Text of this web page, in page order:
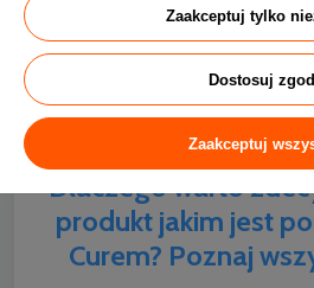
✅mają nadmiernie
oddychająca poduszka może
✅nie mogą znaleźć wygodnej
podparcia w czasie snu, gdyż
wszystkim konturom szyi i głowy;
Dlaczego warto
produkt jakim jest
Curem? Poznaj
Zaakceptuj tylko
Dostosuj
Zaakceptuj